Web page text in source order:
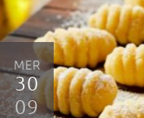
MER
30
09